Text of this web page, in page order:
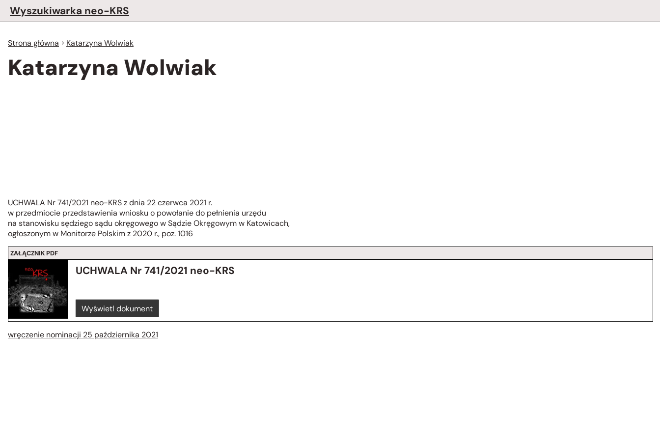
Wyszukiwarka neo-KRS
Strona główna Katarzyna Wolwiak
Katarzyna Wolwiak
UCHWALA Nr 741/2021 neo-KRS z dnia 22 czerwca 2021 r.
w przedmiocie przedstawienia wniosku o powołanie do pełnienia urzędu
na stanowisku sędziego sądu okręgowego w Sądzie Okręgowym w Katowicach,
ogłoszonym w Monitorze Polskim z 2020 r., poz. 1016
ZAŁĄCZNIK PDF
UCHWALA Nr 741/2021 neo-KRS
Wyświetl dokument
wręczenie nominacji 25 października 2021